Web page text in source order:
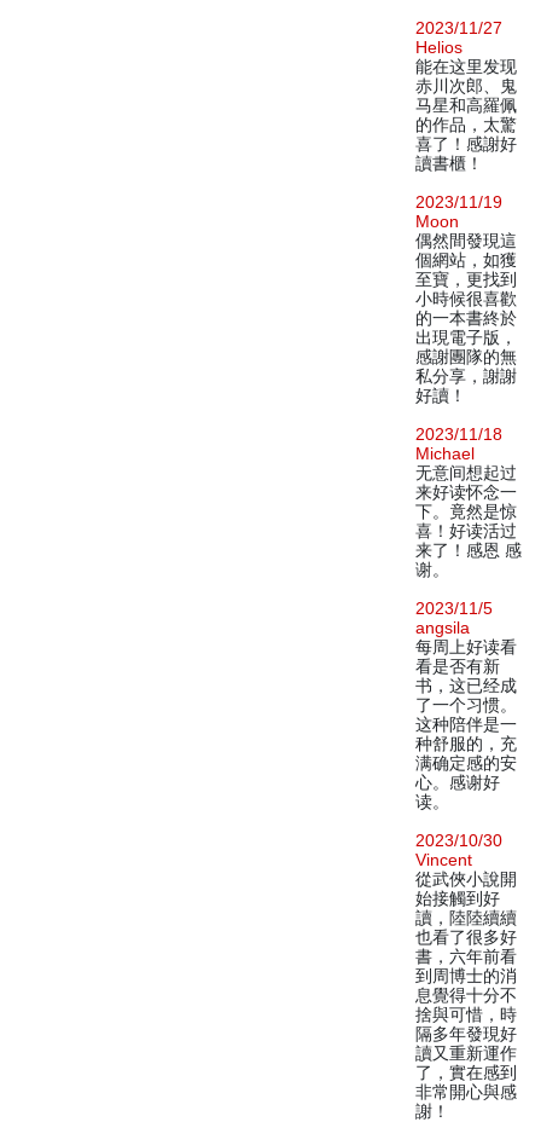
2023/11/27
Helios
能在这里发现
赤川次郎、鬼
马星和高羅佩
的作品，太驚
喜了！感謝好
讀書櫃！
2023/11/19
Moon
偶然間發現這
個網站，如獲
至寶，更找到
小時候很喜歡
的一本書終於
出現電子版，
感謝團隊的無
私分享，謝謝
好讀！
2023/11/18
Michael
无意间想起过
来好读怀念一
下。竟然是惊
喜！好读活过
来了！感恩 感
谢。
2023/11/5
angsila
每周上好读看
看是否有新
书，这已经成
了一个习惯。
这种陪伴是一
种舒服的，充
满确定感的安
心。感谢好
读。
2023/10/30
Vincent
從武俠小說開
始接觸到好
讀，陸陸續續
也看了很多好
書，六年前看
到周博士的消
息覺得十分不
捨與可惜，時
隔多年發現好
讀又重新運作
了，實在感到
非常開心與感
謝！